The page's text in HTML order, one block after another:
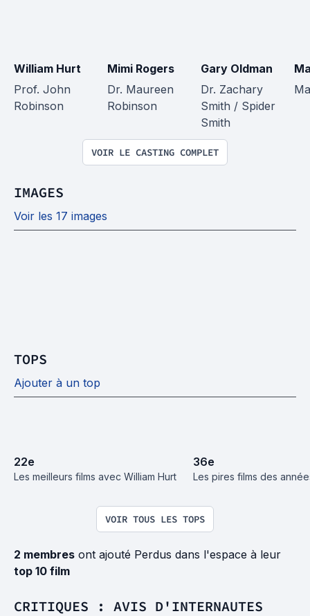
William Hurt
Prof. John
Robinson
Mimi Rogers
Dr. Maureen
Robinson
Gary Oldman
Dr. Zachary
Smith / Spider
Smith
VOIR LE CASTING COMPLET
IMAGES
Voir les 17 images
TOPS
Ajouter à un top
22e
Les meilleurs films avec William Hurt
36e
Les pires films des
VOIR TOUS LES TOPS
2 membres ont ajouté Perdus dans l'espace à leur
top 10 film
CRITIQUES : AVIS D'INTERNAUTES